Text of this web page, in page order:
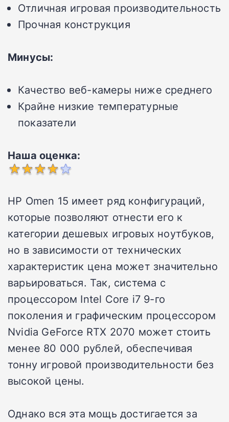
Отличная игровая производительность
Прочная конструкция
Минусы:
Качество веб-камеры ниже среднего
Крайне низкие температурные
показатели
Наша оценка:
HP Omen 15 имеет ряд конфигураций,
которые позволяют отнести его к
категории дешевых игровых ноутбуков,
но в зависимости от технических
характеристик цена может значительно
варьироваться. Так, система с
процессором Intel Core i7 9-го
поколения и графическим процессором
Nvidia GeForce RTX 2070 может стоить
менее 80 000 рублей, обеспечивая
тонну игровой производительности без
высокой цены.
Однако вся эта мощь достигается за